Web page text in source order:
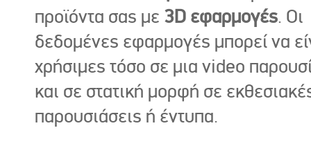
προϊόντα σας με 3D εφαρμογές. Οι
δεδομένες εφαρμογές μπορεί να
χρήσιμες τόσο σε μια video
και σε στατική μορφή σε
παρουσιάσεις ή έντυπα.